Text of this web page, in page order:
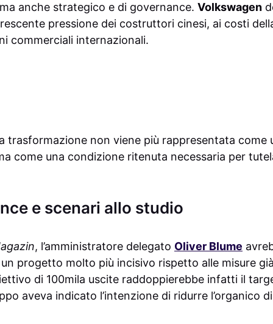
anche strategico e di governance. Volkswagen
pressione dei costruttori cinesi, ai costi
commerciali internazionali.
trasformazione non viene più rappresentata come
come una condizione ritenuta necessaria per
e scenari allo studio
, l’amministratore delegato Oliver Blume
progetto molto più incisivo rispetto alle misure
di 100mila uscite raddoppierebbe infatti il
aveva indicato l’intenzione di ridurre l’organico